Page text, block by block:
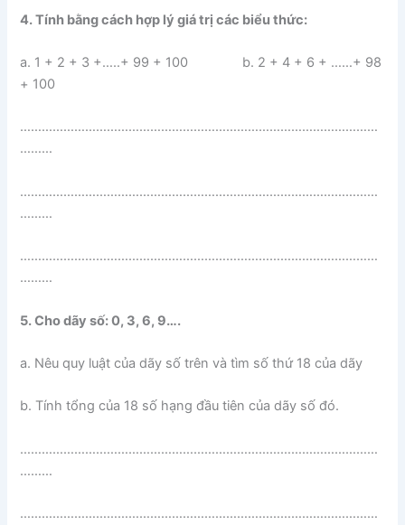
4. Tính bằng cách hợp lý giá trị các biểu thức:
a. 1 + 2 + 3 +…..+ 99 + 100 b. 2 + 4 + 6 + ……+ 98
+ 100
………………………………………………………………………………………
………
………………………………………………………………………………………
………
………………………………………………………………………………………
………
5. Cho dãy số: 0, 3, 6, 9….
a. Nêu quy luật của dãy số trên và tìm số thứ 18 của dãy
b. Tính tổng của 18 số hạng đầu tiên của dãy số đó.
………………………………………………………………………………………
………
………………………………………………………………………………………